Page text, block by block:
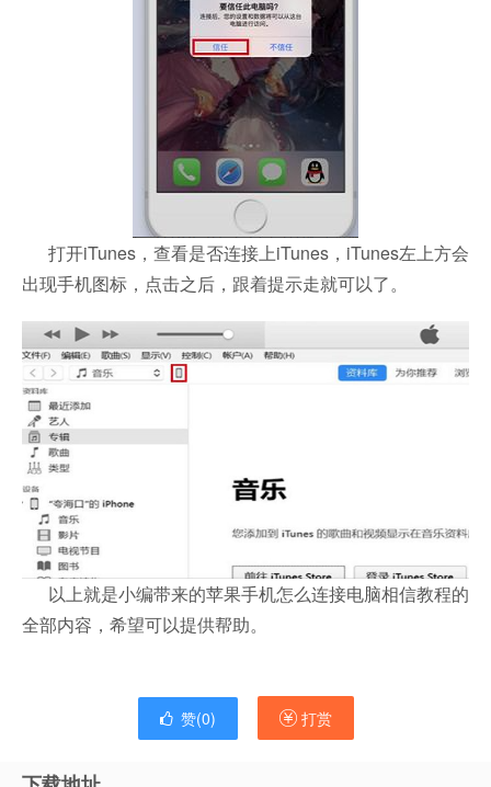
打开iTunes，查看是否连接上iTunes，iTunes左上方会
出现手机图标，点击之后，跟着提示走就可以了。
以上就是小编带来的苹果手机怎么连接电脑相信教程的
全部内容，希望可以提供帮助。
赞(0) 打赏